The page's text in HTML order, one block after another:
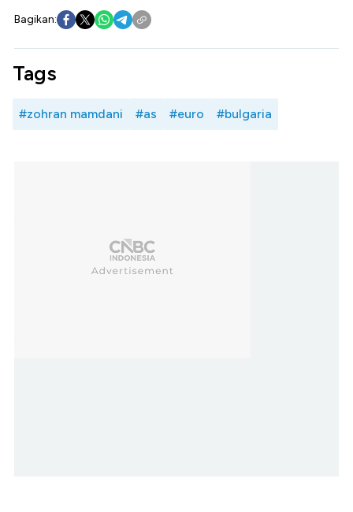
Bagikan:
Tags
#zohran mamdani #as #euro #bulgaria